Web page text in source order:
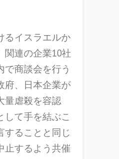
るイスラエルか
関連の企業10社
で商談会を行う
府、日本企業が
量虐殺を容認
して手を結ぶこ
することと同じ
止するよう共催